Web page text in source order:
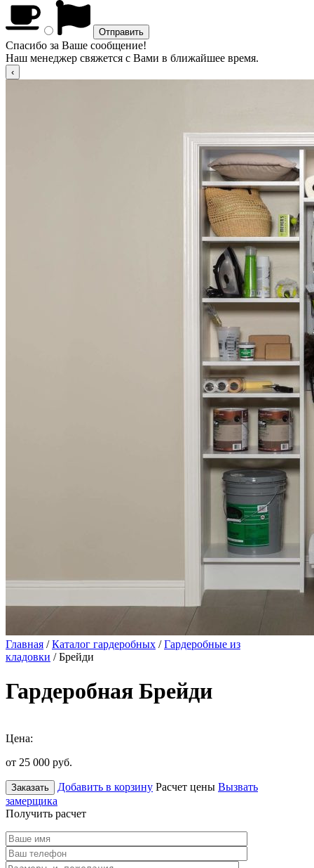
Спасибо за Ваше сообщение!
Наш менеджер свяжется с Вами в ближайшее время.
Главная /Каталог гардеробных /Гардеробные из
кладовки / Брейди
Гардеробная Брейди
Цена:
от 25 000 руб.
Заказать Добавить в корзину Расчет цены Вызвать
замерщика
Получить расчет